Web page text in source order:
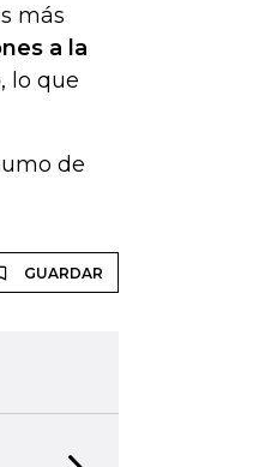
más
a la
, lo que
de
GUARDAR